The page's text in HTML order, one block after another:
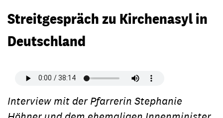
Streitgespräch zu Kirchenasyl in
Deutschland
Interview mit der Pfarrerin Stephanie